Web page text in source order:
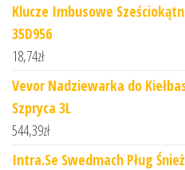
Klucze Imbusowe
35D956
18,74zł
Vevor Nadziewarka do
Szpryca 3L
544,39zł
Intra.Se Swedmach Pług